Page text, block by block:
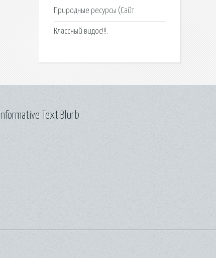
Природные ресурсы (Сайт.
Классный видос!!!.
Text Blurb